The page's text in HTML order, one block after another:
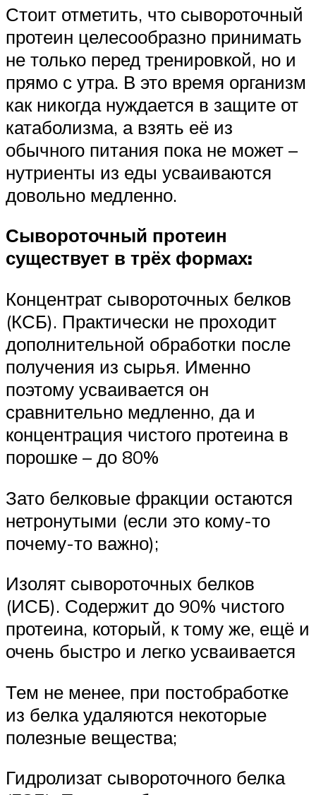
Стоит отметить, что сывороточный
протеин целесообразно принимать
не только перед тренировкой, но и
прямо с утра. В это время организм
как никогда нуждается в защите от
катаболизма, а взять её из
обычного питания пока не может –
нутриенты из еды усваиваются
довольно медленно.
Сывороточный протеин
существует в трёх формах:
Концентрат сывороточных белков
(КСБ). Практически не проходит
дополнительной обработки после
получения из сырья. Именно
поэтому усваивается он
сравнительно медленно, да и
концентрация чистого протеина в
порошке – до 80%
Зато белковые фракции остаются
нетронутыми (если это кому-то
почему-то важно);
Изолят сывороточных белков
(ИСБ). Содержит до 90% чистого
протеина, который, к тому же, ещё и
очень быстро и легко усваивается
Тем не менее, при постобработке
из белка удаляются некоторые
полезные вещества;
Гидролизат сывороточного белка